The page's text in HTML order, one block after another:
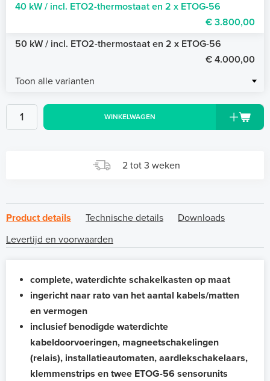
40 kW / incl. ETO2-thermostaat en 2 x ETOG-56
€ 3.800,00
50 kW / incl. ETO2-thermostaat en 2 x ETOG-56
€ 4.000,00
Toon alle varianten
WINKELWAGEN
2 tot 3 weken
Product details Technische details
Downloads
Levertijd en voorwaarden
complete, waterdichte schakelkasten op maat
ingericht naar rato van het aantal kabels/matten
en vermogen
inclusief benodigde waterdichte
kabeldoorvoeringen, magneetschakelingen
(relais), installatieautomaten, aardlekschakelaars,
klemmenstrips en twee ETOG-56 sensorunits